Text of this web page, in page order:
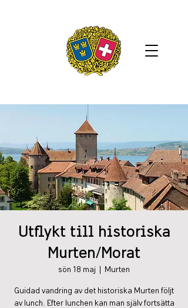
Utflykt till historiska
Murten/Morat
sön 18 maj Murten
Guidad vandring av det historiska Murten följt
av lunch. Efter lunchen kan man själv fortsätta